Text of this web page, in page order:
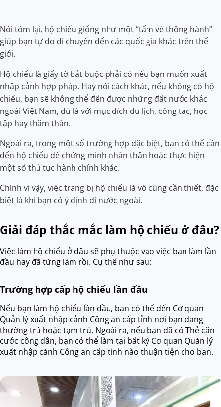
Nói tóm lại, hộ chiếu giống như một “tấm vé thông hành”
giúp bạn tự do di chuyển đến các quốc gia khác trên thế
giới.
Hộ chiếu là giấy tờ bắt buộc phải có nếu bạn muốn xuất
nhập cảnh hợp pháp. Hay nói cách khác, nếu không có hộ
chiếu, bạn sẽ không thể đến được những đất nước khác
ngoài Việt Nam, dù là với mục đích du lịch, công tác, học
tập hay thăm thân.
Ngoài ra, trong một số trường hợp đặc biệt, bạn có thể cần
đến hộ chiếu để chứng minh nhân thân hoặc thực hiện
một số thủ tục hành chính khác.
Chính vì vậy, việc trang bị hộ chiếu là vô cùng cần thiết, đặc
biệt là khi bạn có ý định đi nước ngoài.
Giải đáp thắc mắc làm hộ chiếu ở đâu?
Việc làm hộ chiếu ở đâu sẽ phụ thuộc vào việc bạn làm lần
đầu hay đã từng làm rồi. Cụ thể như sau:
Trường hợp cấp hộ chiếu lần đầu
Nếu bạn làm hộ chiếu lần đầu, bạn có thể đến Cơ quan
Quản lý xuất nhập cảnh Công an cấp tỉnh nơi bạn đang
thường trú hoặc tạm trú. Ngoài ra, nếu bạn đã có Thẻ căn
cước công dân, bạn có thể làm tại bất kỳ Cơ quan Quản lý
xuất nhập cảnh Công an cấp tỉnh nào thuận tiện cho bạn.